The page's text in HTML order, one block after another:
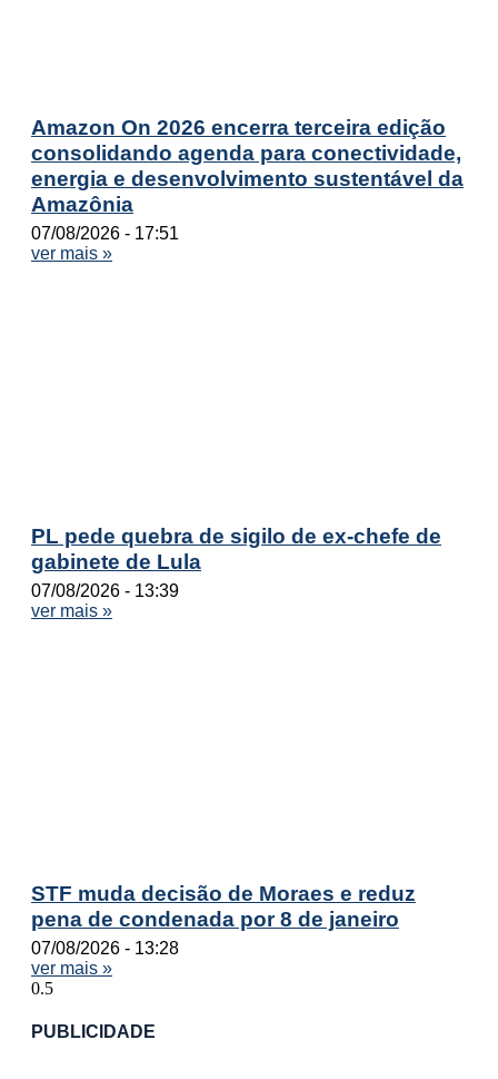
Amazon On 2026 encerra terceira edição
consolidando agenda para conectividade,
energia e desenvolvimento sustentável da
Amazônia
07/08/2026
17:51
ver mais »
PL pede quebra de sigilo de ex-chefe de
gabinete de Lula
07/08/2026
13:39
ver mais »
STF muda decisão de Moraes e reduz
pena de condenada por 8 de janeiro
07/08/2026
13:28
ver mais »
PUBLICIDADE